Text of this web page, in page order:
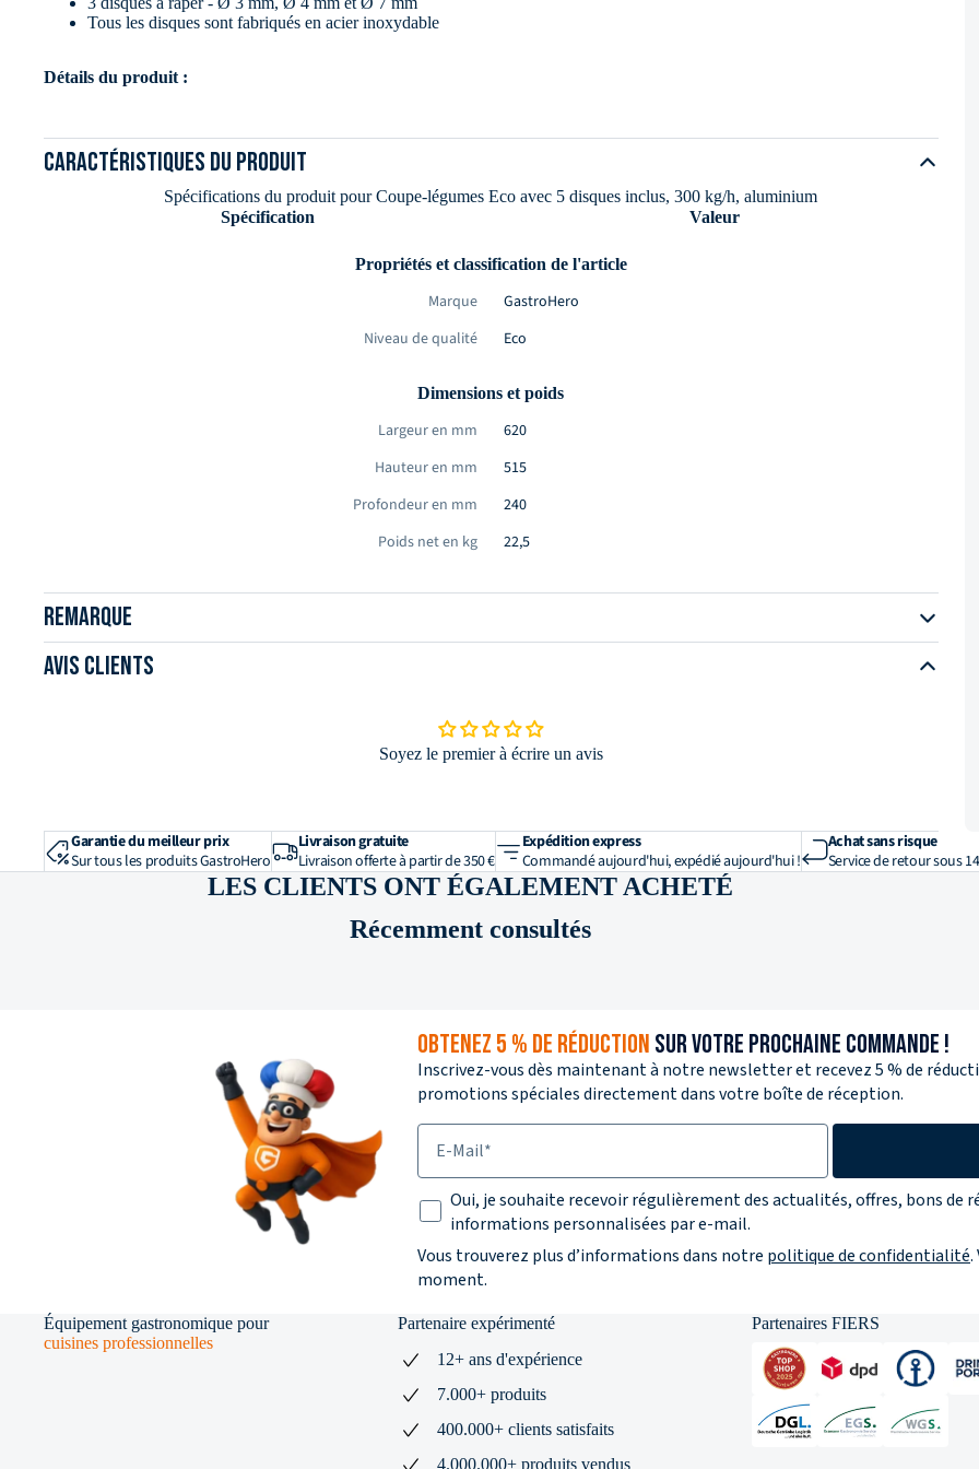
Tous les disques sont fabriqués en acier inoxydable
Détails du produit :
Ouverture d’alimentation ovale (L x P) : 79 x 166 mm
Ouverture d’alimentation ronde (
Puissance : 0,55 kW
Tension : 230 V
Boîtier en aluminium
Caractéristiques du produit
Spécifications du produit pour Coupe-légumes Eco avec 5 disques inclus, 300 kg/h, aluminium
Spécification
Valeur
Propriétés et classification de l'article
Marque
GastroHero
Niveau de qualité
Eco
Dimensions et poids
Largeur en mm
620
Hauteur en mm
515
Profondeur en mm
240
Poids net en kg
22,5
Capacité et volume
Raccordement en volt
230 V
Puissance en kW
0,55
Nombre de disques de coupe inclus 5
Remarque
Avis clients
Soyez le premier à écrire un avis
Garantie du meilleur prix
Sur tous les produits GastroHero
Livraison gratuite
Livraison offerte à partir de 350 €
Expédition express
Commandé aujourd'hui, expédié aujourd'hui !
Achat sans risque
Service de retour sous
LES CLIENTS ONT ÉGALEMENT ACHETÉ
Récemment consultés
OBTENEZ 5 % DE RÉDUCTION SUR VOTRE PROCHAINE COMMANDE !
Inscrivez-vous dès maintenant à notre newsletter et recevez 5 % de
promotions spéciales directement dans votre boîte de réception.
E-Mail
Texte sur la protection des données
Oui, je souhaite recevoir régulièrement des actualités, offres, bons de
informations personnalisées par e-mail.
Vous trouverez plus d’informations dans notre politique de confidentialité.
moment.
Équipement gastronomique pour
cuisines professionnelles
Partenaire expérimenté
12+ ans d'expérience
7.000+ produits
400.000+ clients satisfaits
4.000.000+ produits vendus
Partenaires FIERS